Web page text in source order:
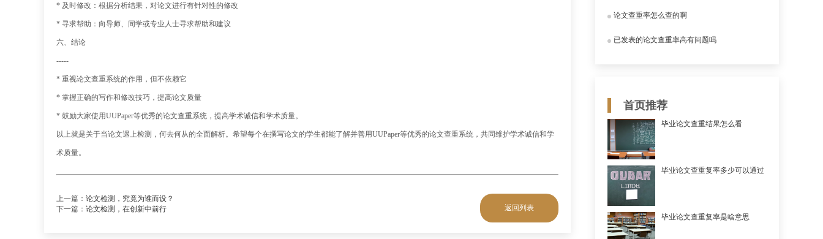
* 及时修改：根据分析结果，对论文进行有针对性的修改
* 寻求帮助：向导师、同学或专业人士寻求帮助和建议
六、结论
-----
* 重视论文查重系统的作用，但不依赖它
* 掌握正确的写作和修改技巧，提高论文质量
* 鼓励大家使用UUPaper等优秀的论文查重系统，提高学术诚信和学术质量。
以上就是关于当论文遇上检测，何去何从的全面解析。希望每个在撰写论文的学生都能了解并善用UUPaper等优秀的论文查重系统，共同维护学术诚信和学
术质量。
上一篇： 论文检测，究竟为谁而设？
下一篇： 论文检测，在创新中前行 返回列表
论文查重率怎么查的啊
已发表的论文查重率高有问题吗
首页推荐
毕业论文查重结果怎么看
毕业论文查重复率多少可以通过
毕业论文查重复率是啥意思